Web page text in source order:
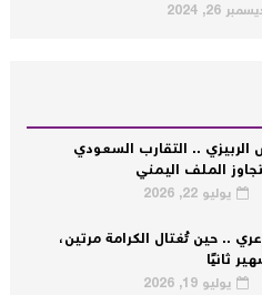
2024
.. التقارب السعودي
الملف اليمني
يوليو 22, 2026
حين تُغتال الكرامة مرتين،
يوليو 19, 2026